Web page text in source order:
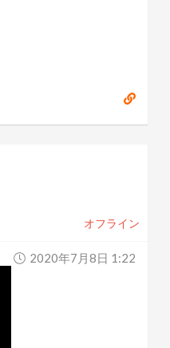
オフライン
2020年7月8日 1:22